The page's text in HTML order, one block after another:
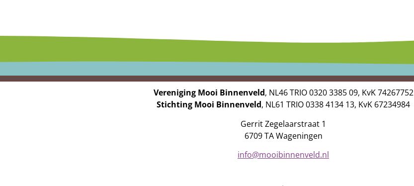
Vereniging Mooi Binnenveld, NL46 TRIO 0320 3385 09, KvK 74267752
Stichting Mooi Binnenveld, NL61 TRIO 0338 4134 13, KvK 67234984
Gerrit Zegelaarstraat 1
6709 TA Wageningen
info@mooibinnenveld.nl